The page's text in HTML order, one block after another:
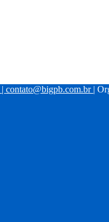
|contato@bigpb.com.br |